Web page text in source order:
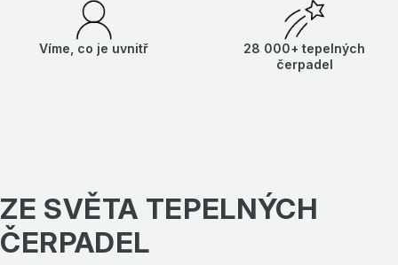
Víme, co je uvnitř
28 000+ tepelných
čerpadel
ZE SVĚTA TEPELNÝCH
ČERPADEL